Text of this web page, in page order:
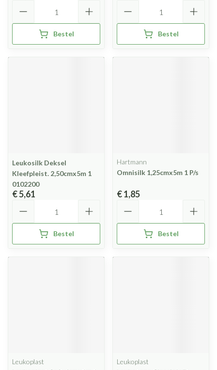
Bestel Bestel
Leukosilk Deksel
Kleefpleist. 2,50cmx5m 1
0102200
€ 5,61
Bestel
Hartmann
Omnisilk 1,25cmx5m 1 P/s
€ 1,85
Bestel
Leukoplast
Leukoplast